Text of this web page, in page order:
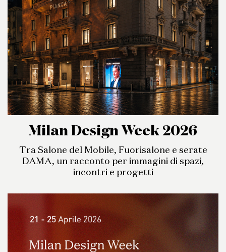
Milan Design Week 2026
Tra Salone del Mobile, Fuorisalone e serate
DAMA, un racconto per immagini di spazi,
incontri e progetti